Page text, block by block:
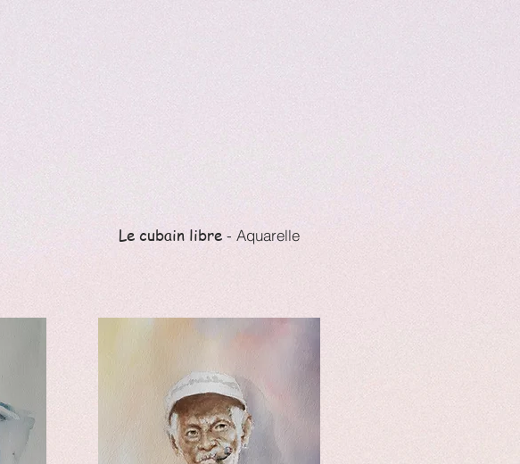
Le cubain libre - Aquarelle